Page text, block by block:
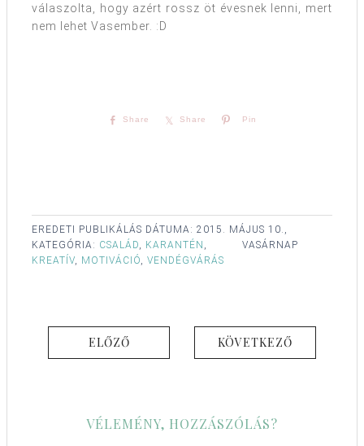
válaszolta, hogy azért rossz öt évesnek lenni, mert
nem lehet Vasember. :D
Share Share Pin
EREDETI PUBLIKÁLÁS DÁTUMA: 2015. MÁJUS 10.,
VASÁRNAP
KATEGÓRIA: CSALÁD, KARANTÉN ,
KREATÍV, MOTIVÁCIÓ, VENDÉGVÁRÁS
ELŐZŐ KÖVETKEZŐ
VÉLEMÉNY, HOZZÁSZÓLÁS?